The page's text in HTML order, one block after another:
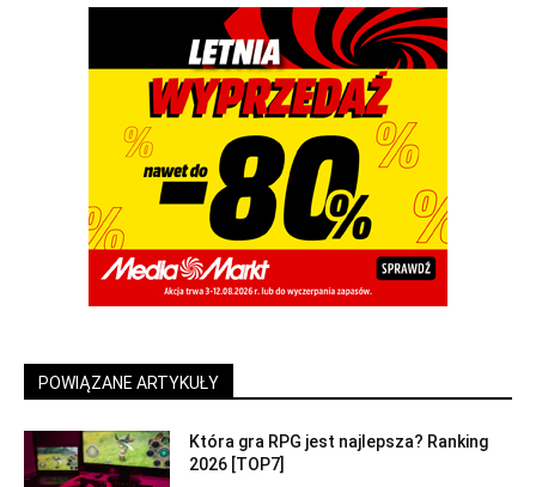
POWIĄZANE ARTYKUŁY
Która gra RPG jest najlepsza? Ranking
2026 [TOP7]